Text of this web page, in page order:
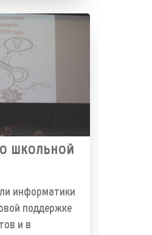
ШКОЛЬНОЙ
информатики
поддержке
и в